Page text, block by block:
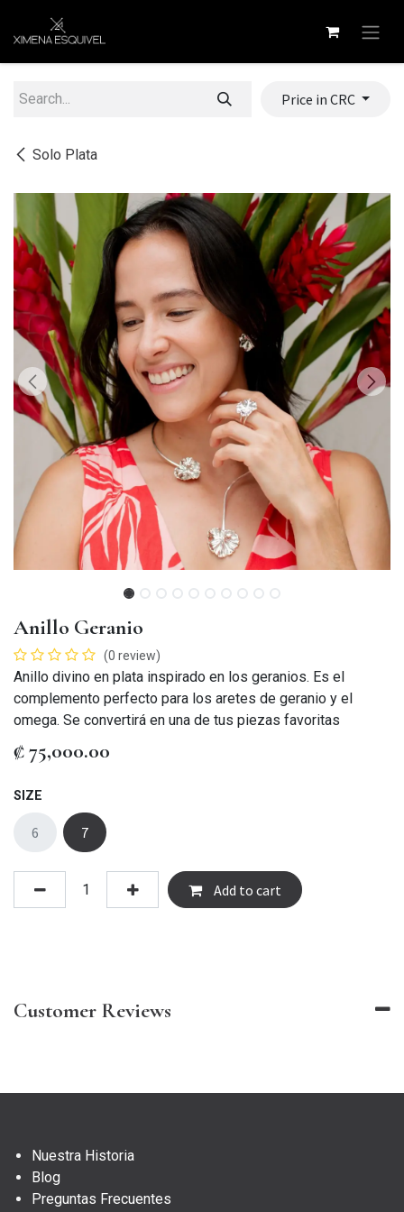
Solo Plata
Price in CRC
Anillo Geranio
(0 review)
Anillo divino en plata inspirado en los geranios. Es el
complemento perfecto para los aretes de geranio y el
omega. Se convertirá en una de tus piezas favoritas
₡75,000.00
SIZE
6 7
Add to cart
Customer Reviews
Nuestra Historia
Blog
Preguntas Frecuentes